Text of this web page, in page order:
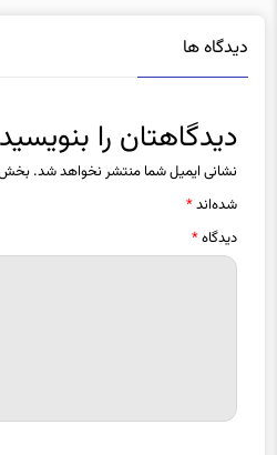
دیدگاه ها
دیدگاهتان را بنویسید
نشانی ایمیل شما منتشر نخواهد شد.
شده‌اند*
دیدگاه*